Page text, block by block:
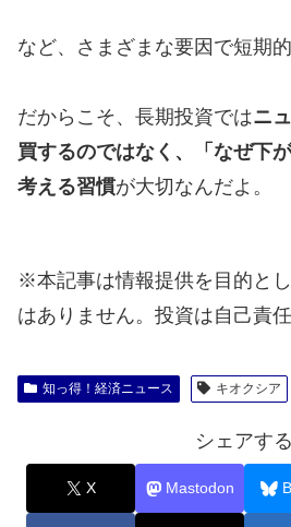
など、さまざまな要因で短期
だからこそ、長期投資ではニ
買するのではなく、「なぜ下
考える習慣が大切なんだよ。
※本記事は情報提供を目的と
はありません。投資は自己責
知っ得！経済ニュース キオクシア
シェアする
X Mastodon